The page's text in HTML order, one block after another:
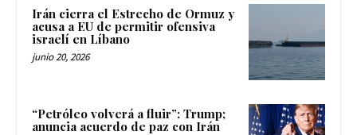
Irán cierra el Estrecho de Ormuz y
acusa a EU de permitir ofensiva
israelí en Líbano
junio 20, 2026
“Petróleo volverá a fluir”: Trump;
anuncia acuerdo de paz con Irán